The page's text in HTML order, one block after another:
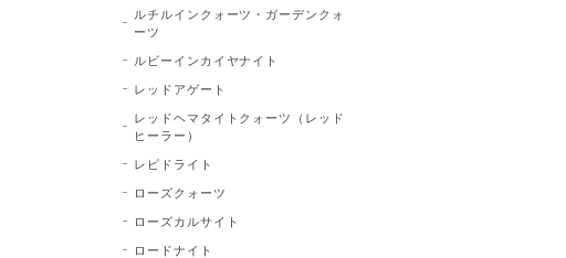
ルチルインクォーツ・ガーデンクォ
ーツ
ルビーインカイヤナイト
レッドアゲート
レッドヘマタイトクォーツ（レッド
ヒーラー）
レピドライト
ローズクォーツ
ローズカルサイト
ロードナイト